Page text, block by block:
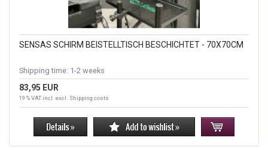
SENSAS SCHIRM BEISTELLTISCH BESCHICHTET - 70X70CM
Shipping time: 1-2 weeks
83,95 EUR
19 % VAT incl. excl. Shipping costs